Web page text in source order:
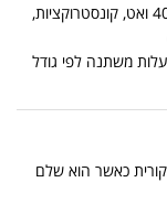
מכניים מ 3000 ואט ומעלה, פאנלים סולאריים מעל 40 ואט, קונסטרוקציות,
משתנה לפי גודל
המקורית כאשר הוא שלם